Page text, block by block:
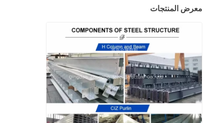
المنتجات
حول بنا
جولة في المعمل
معرض المنتجات